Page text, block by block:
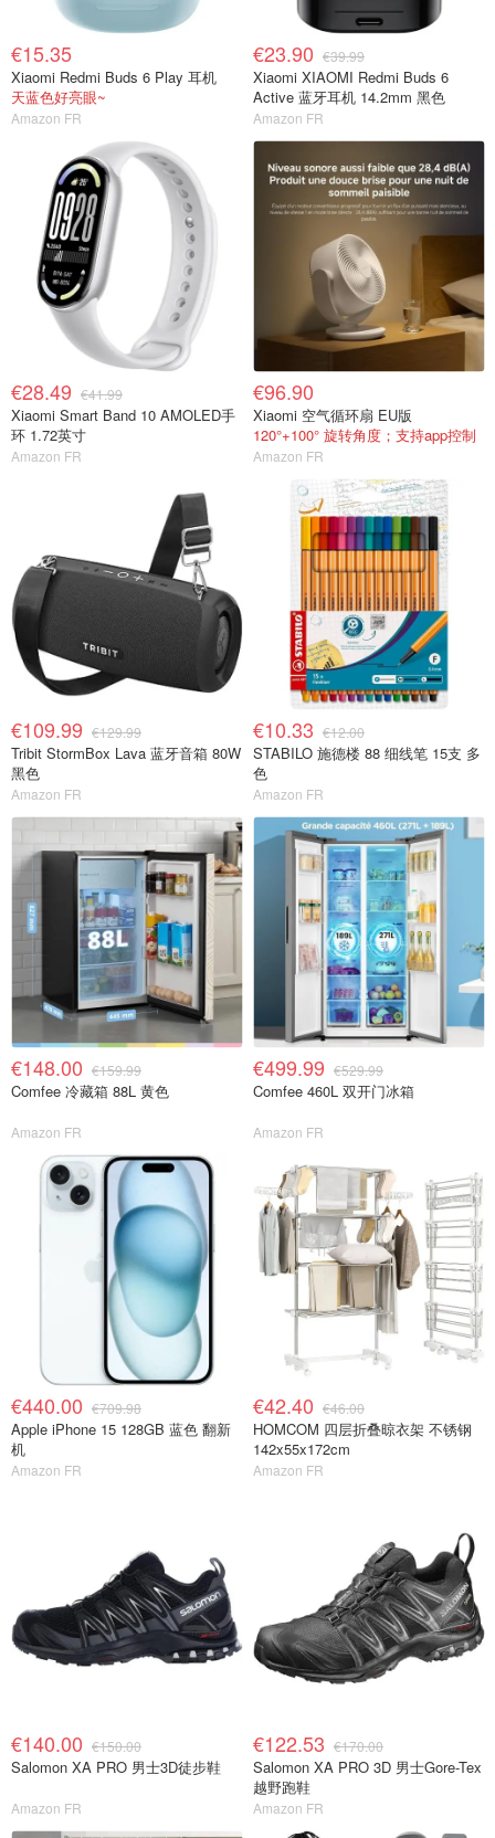
€15.35
Xiaomi Redmi Buds 6 Play 耳机
天蓝色好亮眼~
Amazon FR
€23.90 €39.99
Xiaomi XIAOMI Redmi Buds 6
Active 蓝牙耳机 14.2mm 黑色
Amazon FR
€28.49 €41.99
Xiaomi Smart Band 10 AMOLED手
环 1.72英寸
Amazon FR
€96.90
Xiaomi 空气循环扇 EU版
120°+100° 旋转角度；支持app控制
Amazon FR
€109.99 €129.99
Tribit StormBox Lava 蓝牙音箱 80W
黑色
Amazon FR
€10.33 €12.00
STABILO 施德楼 88 细线笔 15支 多
色
Amazon FR
€148.00 €159.99
Comfee 冷藏箱 88L 黄色
Amazon FR
€499.99 €529.99
Comfee 460L 双开门冰箱
Amazon FR
€440.00 €709.98
Apple iPhone 15 128GB 蓝色 翻新
机
Amazon FR
€42.40 €46.00
HOMCOM 四层折叠晾衣架 不锈钢
142x55x172cm
Amazon FR
€140.00 €150.00
Salomon XA PRO 男士3D徒步鞋
Amazon FR
€122.53 €170.00
Salomon XA PRO 3D 男士Gore-Tex
越野跑鞋
Amazon FR